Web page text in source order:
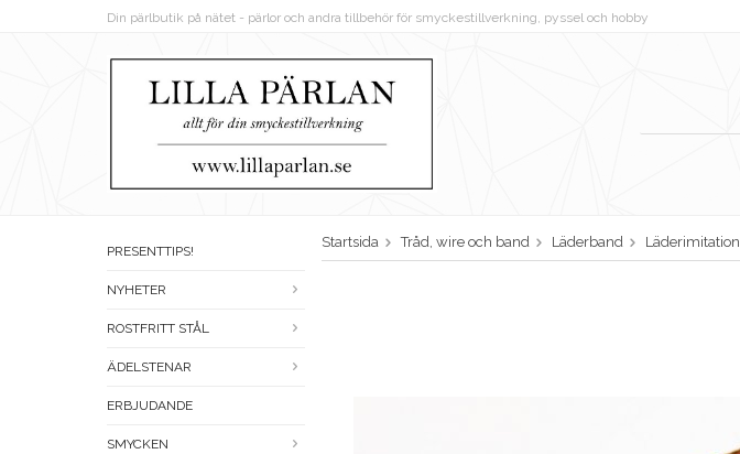
Din pärlbutik på nätet - pärlor och andra tillbehör för smyckestillverkning, pyssel och hobby
PRESENTTIPS!
NYHETER
ROSTFRITT STÅL
ÄDELSTENAR
ERBJUDANDE
SMYCKEN
Startsida Tråd, wire och band Läderband Läderimitation